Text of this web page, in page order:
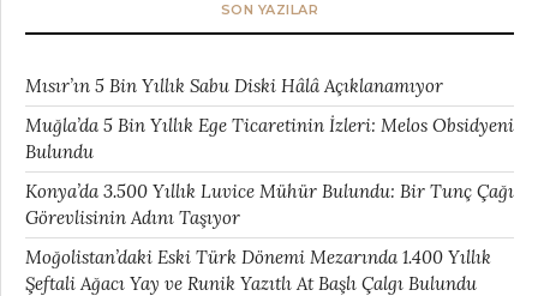
SON YAZILAR
Mısır’ın 5 Bin Yıllık Sabu Diski Hâlâ Açıklanamıyor
Muğla’da 5 Bin Yıllık Ege Ticaretinin İzleri: Melos Obsidyeni
Bulundu
Konya’da 3.500 Yıllık Luvice Mühür Bulundu: Bir Tunç Çağı
Görevlisinin Adını Taşıyor
Moğolistan’daki Eski Türk Dönemi Mezarında 1.400 Yıllık
Şeftali Ağacı Yay ve Runik Yazıtlı At Başlı Çalgı Bulundu